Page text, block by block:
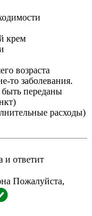
крем
возраста
то заболевания.
переданы
расходы)
и ответит
Пожалуйста,